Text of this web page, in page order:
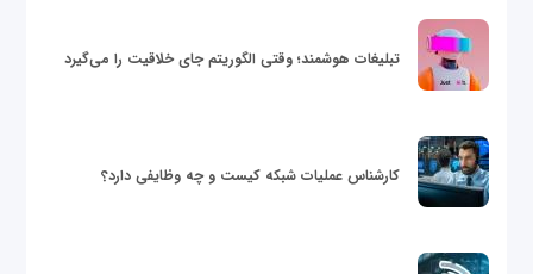
تبلیغات هوشمند؛ وقتی الگوریتم جای خلاقیت را می‌گیرد
کارشناس عملیات شبکه کیست و چه وظایفی دارد؟